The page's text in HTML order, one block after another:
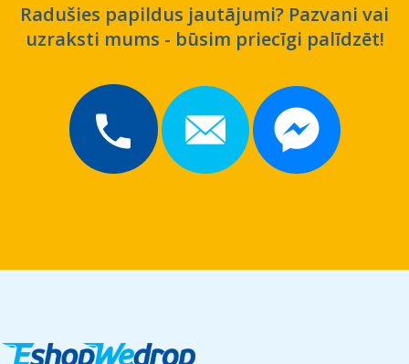
Radušies papildus jautājumi? Pazvani vai
uzraksti mums - būsim priecīgi palīdzēt!